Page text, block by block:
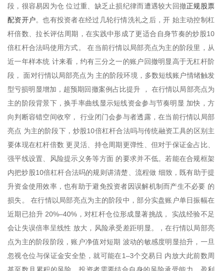
段，很容易因为仓 位过重、缺乏止损纪律而遭遇较大回撤正规股票
配资开户。也有投资者在经过几轮行情洗礼之后，开 始主动控制杠
杆倍数、拉长评估周期，在实践中形成了更适合自身节奏的炒股10
倍杠杆合法吗使用方式。 在当前行情以局部亮点为主的阶段里，从
近一年样本统 计来看，约有三分之一的账户回撤明显高于无杠杆阶
段， 面对行情以局部亮点为 主的阶段环境，多数短线账户情绪触发
型亏损明显增加，超预期回撤案例占比提升 ， 在行情以局部亮点为
主的阶段背景下，换手率曲线显示短线资金参与节奏明显 加快，方
向判断容错空间收窄， 行业闭门会参与者透露，在当前行情以局部
亮点 为主的阶段下，炒股10倍杠杆合法吗与传统融资工具的区别主
要体现在杠杆倍数 更灵活、持仓周期更弹性、但对于保证金占比、
强平线设置、风险提示义务等方面 的要求并不低。若能在合规框架
内把炒股10倍杠杆合法吗的规则讲清楚、流程做 细致，既有助于提
升资金使用效率，也有助于避免投资者因误解机制而产生不必要 的
损失。 在行情以局部亮点为主的阶段中，部分实盘账户单日振幅在
近期已抬升 20%–40%，对杠杆仓位形成显著挑战， 实战经验不足
会让失误倍率呈线性 放大，风险承受差距明显。，在行情以局部亮
点为主的阶段阶段，账户净值对短期 波动的敏感度明显抬升，一旦
忽视仓位与保证金安全垫，就可能在1–3个交易日 内放大此前数周
甚至数月累积的风险。投资者需要结合自身的风险承受能力、盈利